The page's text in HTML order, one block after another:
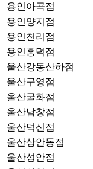
용인아곡점
용인양지점
용인천리점
용인흥덕점
울산강동산하점
울산구영점
울산굴화점
울산남창점
울산덕신점
울산상안동점
울산성안점